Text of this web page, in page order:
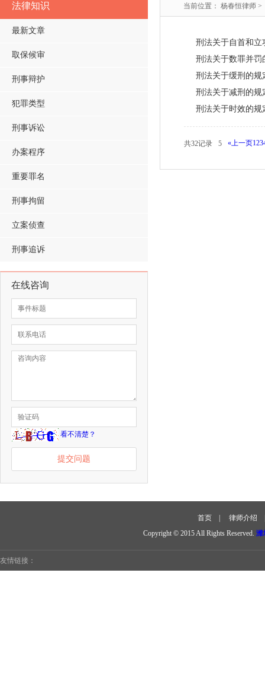
法律知识
最新文章
取保候审
刑事辩护
犯罪类型
刑事诉讼
办案程序
重要罪名
刑事拘留
立案侦查
刑事追诉
在线咨询
看不清楚？
提交问题
当前位置： 杨春恒律师 >
刑法关于自首和立
刑法关于数罪并罚
刑法关于缓刑的规
刑法关于减刑的规
刑法关于时效的规
共32记录 «上一页123
5
首页 律师介绍
Copyright © 2015 All Rights Reserved.潍
友情链接：